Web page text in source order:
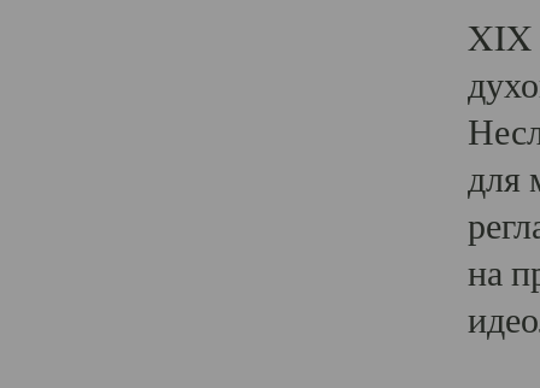
XIX
для
на